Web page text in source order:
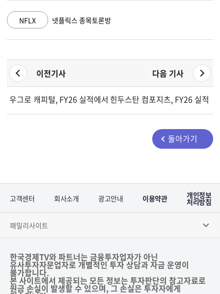
NFLX 넷플릭스 종목토론방
이전기사 다음 기사
우그로 캐피털, FY26 실적에서 전년도 연결 수치 누락 이유 설명
힌두스탄 컴포지츠, FY26 실적
돌아가기
고객센터 회사소개 광고안내 이용약관 개인정보
처리방침
패밀리사이트
한국경제TV와 파트너는 금융투자업자가 아닌
유사투자자문업자로 개별적인 투자 상담과 자금 운영이
불가합니다.
본 사이트에서 제공되는 모든 정보는 투자판단의 참고자료로
원금 손실이 발생할 수 있으며, 그 손실은 투자자에게